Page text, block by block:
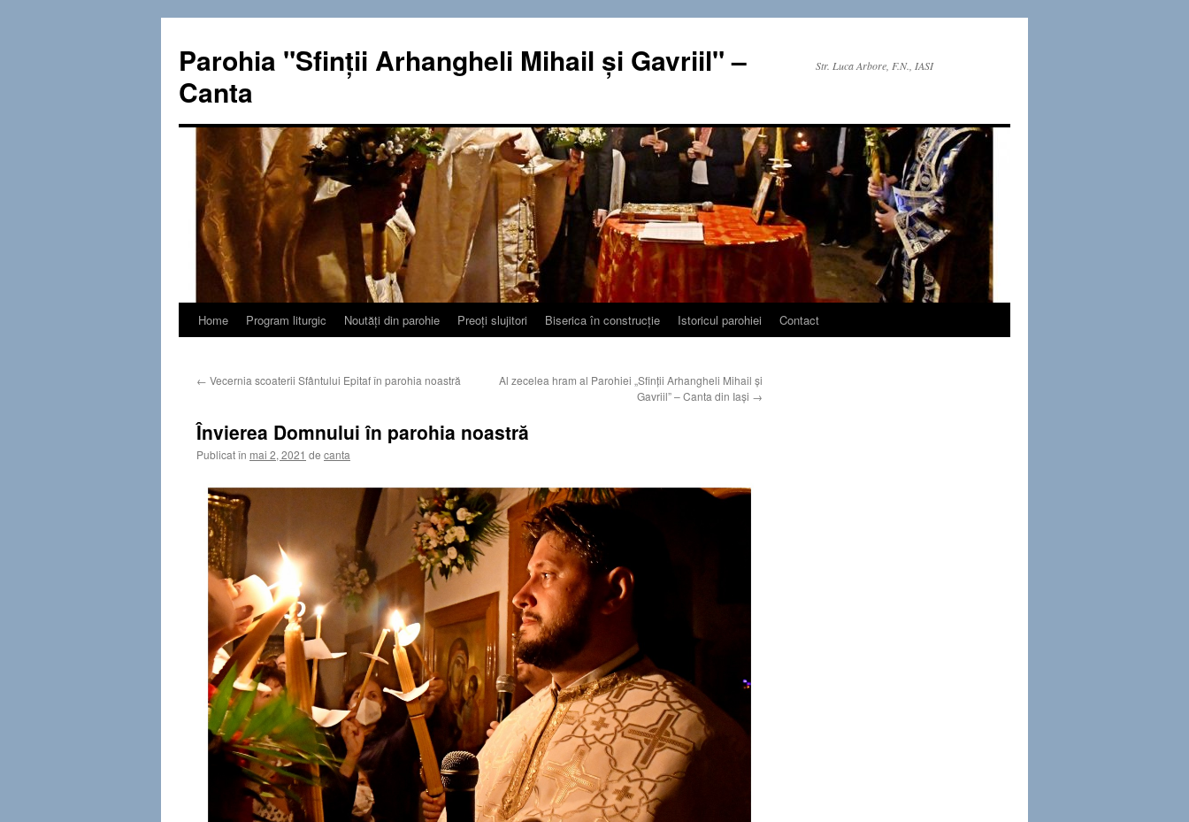
conținut
Parohia "Sfinţii Arhangheli Mihail şi Gavriil" –
Canta
Str. Luca Arbore, F.N., IASI
Home Program liturgic Noutăţi din parohie Preoţi slujitori Biserica în construcţie Istoricul parohiei Contact
← Vecernia scoaterii Sfântului Epitaf în parohia noastră
Al zecelea hram al Parohiei „Sfinţii Arhangheli Mihail şi
Gavriil” – Canta din Iaşi →
Învierea Domnului în parohia noastră
Publicat în mai 2, 2021 de canta